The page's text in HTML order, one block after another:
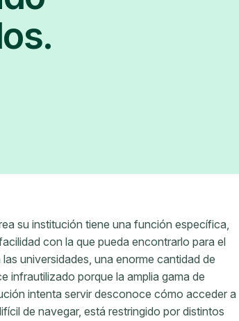
su institución tiene una función específica,
con la que pueda encontrarlo para el
universidades, una enorme cantidad de
infrautilizado porque la amplia gama de
intenta servir desconoce cómo acceder a
de navegar, está restringido por distintos